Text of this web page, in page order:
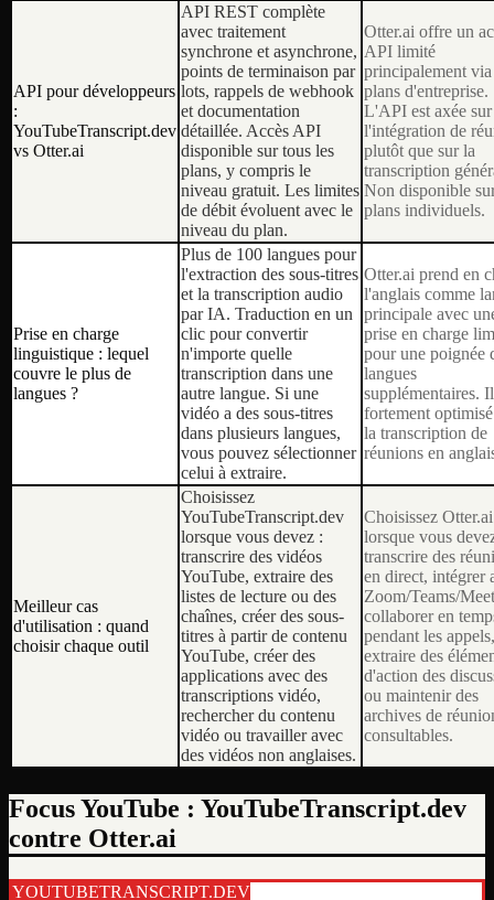
API pour développeurs
:
YouTubeTranscript.dev
vs Otter.ai
API REST complète
avec traitement
synchrone et asynchrone,
points de terminaison par
lots, rappels de webhook
et documentation
détaillée. Accès API
disponible sur tous les
plans, y compris le
niveau gratuit. Les limites
de débit évoluent avec le
niveau du plan.
Otter.ai offre un
API limité
principalement via
plans d'entreprise.
L'API est axée sur
l'intégration de
plutôt que sur la
transcription
Non disponible
plans individuels.
Prise en charge
linguistique : lequel
couvre le plus de
langues ?
Plus de 100 langues pour
l'extraction des sous-titres
et la transcription audio
par IA. Traduction en un
clic pour convertir
n'importe quelle
transcription dans une
autre langue. Si une
vidéo a des sous-titres
dans plusieurs langues,
vous pouvez sélectionner
celui à extraire.
Otter.ai prend en
l'anglais comme
principale avec
prise en charge
pour une poignée
langues
supplémentaires.
fortement
la transcription de
réunions en
Meilleur cas
d'utilisation : quand
choisir chaque outil
Choisissez
YouTubeTranscript.dev
lorsque vous devez :
transcrire des vidéos
YouTube, extraire des
listes de lecture ou des
chaînes, créer des sous-
titres à partir de contenu
YouTube, créer des
applications avec des
transcriptions vidéo,
rechercher du contenu
vidéo ou travailler avec
des vidéos non anglaises.
Choisissez Otter.ai
lorsque vous
transcrire des
en direct, intégrer
Zoom/Teams/
collaborer en
pendant les appels,
extraire des
d'action des
ou maintenir des
archives de
consultables.
Focus YouTube : YouTubeTranscript.dev
contre Otter.ai
YOUTUBETRANSCRIPT.DEV